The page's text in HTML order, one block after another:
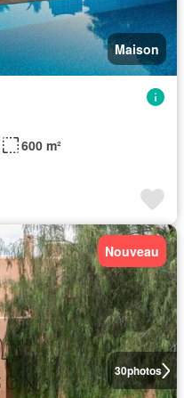
Maison
600 m²
30photos
Nouveau